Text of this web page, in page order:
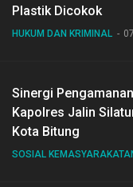
Plastik Dicokok
HUKUM DAN KRIMINAL
Sinergi
Kapolres Jalin
Kota Bitung
SOSIAL